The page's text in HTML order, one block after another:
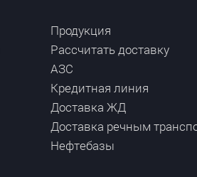
Продукция
Рассчитать доставку
АЗС
Кредитная линия
Доставка ЖД
Доставка речным
Нефтебазы